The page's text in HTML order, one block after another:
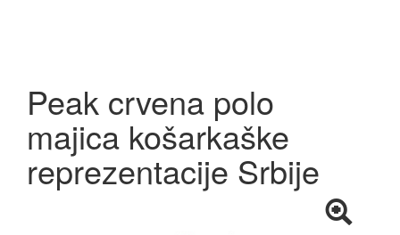
Peak crvena polo
majica košarkaške
reprezentacije Srbije